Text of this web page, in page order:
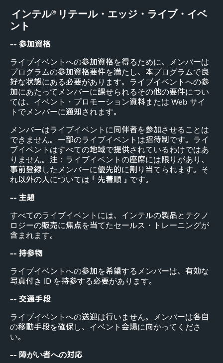
インテル® リテール・エッジ・ライブ・イベ
ント
-- 参加資格
ライブイベントへの参加資格を得るために、メンバーは
プログラムの参加資格要件を満たし、本プログラムで良
好な状態にある必要があります。ライブイベントへの参
加にあたってメンバーに課せられるその他の要件につい
ては、イベント・プロモーション資料または Web サイ
トでメンバーに通知されます。
メンバーはライブイベントに同伴者を参加させることは
できません。一部のライブイベントは招待制です。ライ
ブイベントはすべての地域で提供されているわけではあ
りません。注：ライブイベントの座席には限りがあり、
事前登録したメンバーに優先的に割り当てられます。そ
れ以外の人については「先着順」です。
-- 主題
すべてのライブイベントには、インテルの製品とテクノ
ロジーの販売に焦点を当てたセールス・トレーニングが
含まれます。
-- 持参物
ライブイベントへの参加を希望するメンバーは、有効な
写真付き ID を持参する必要があります。
-- 交通手段
ライブイベントへの送迎は行いません。メンバーは各自
の移動手段を確保し、イベント会場に向かってくださ
い。
-- 障がい者への対応